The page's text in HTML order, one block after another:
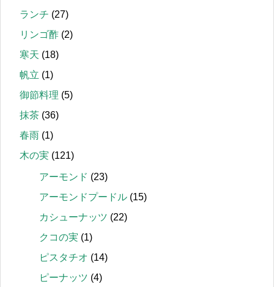
ランチ (27)
リンゴ酢 (2)
寒天 (18)
帆立 (1)
御節料理 (5)
抹茶 (36)
春雨 (1)
木の実 (121)
アーモンド (23)
アーモンドプードル (15)
カシューナッツ (22)
クコの実 (1)
ピスタチオ (14)
ピーナッツ (4)